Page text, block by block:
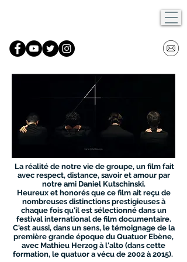
La réalité de notre vie de groupe, un film fait
avec respect, distance, savoir et amour par
notre ami Daniel Kutschinski.
Heureux et honorés que ce film ait reçu de
nombreuses distinctions prestigieuses à
chaque fois qu'il est sélectionné dans un
festival international de film documentaire.
C'est aussi, dans un sens, le témoignage de la
première grande époque du Quatuor Ebène,
avec Mathieu Herzog à l'alto (dans cette
formation, le quatuor a vécu de 2002 à 2015).